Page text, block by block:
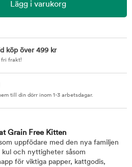
köp över 499 kr
fri frakt!
till din dörr inom 1-3 arbetsdagar.
Grain Free Kitten
uppfödare med den nya familjen
kul och nyttigheter såsom
för viktiga papper, kattgodis,